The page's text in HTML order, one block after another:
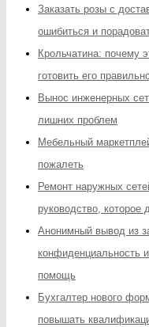
Заказать розы с
ошибиться и
Крольчатина: почему
готовить его
Вынос инженерных
лишних проблем
Мебельный
пожалеть
Ремонт наружных
руководство, которое
Анонимный вывод из
конфиденциальность
помощь
Бухгалтер нового
повышать